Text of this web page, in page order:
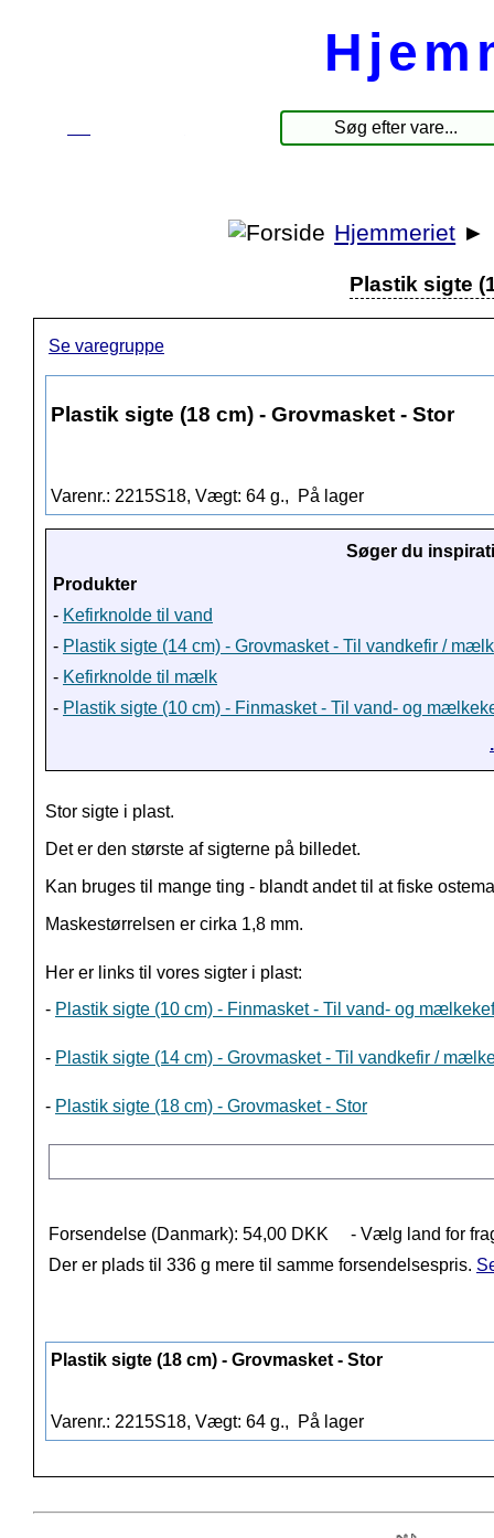
Hjemmeriet ►
Plastik sigte
Se varegruppe
Plastik sigte (18 cm) - Grovmasket - Stor
Varenr.: 2215S18, Vægt: 64 g., På lager
Søger du
Produkter
- Kefirknolde til vand
- Plastik sigte (14 cm) - Grovmasket - Til vandkefir /
- Kefirknolde til mælk
- Plastik sigte (10 cm) - Finmasket - Til vand- og
Stor sigte i plast.
Det er den største af sigterne på billedet.
Kan bruges til mange ting - blandt andet til at fiske
Maskestørrelsen er cirka 1,8 mm.
Her er links til vores sigter i plast:
- Plastik sigte (10 cm) - Finmasket - Til vand- og
- Plastik sigte (14 cm) - Grovmasket - Til vandkefir /
- Plastik sigte (18 cm) - Grovmasket - Stor
Forsendelse (Danmark): 54,00 DKK
- Vælg land for
Der er plads til 336 g mere til samme forsendelsespris.
Plastik sigte (18 cm) - Grovmasket - Stor
Varenr.: 2215S18, Vægt: 64 g., På lager